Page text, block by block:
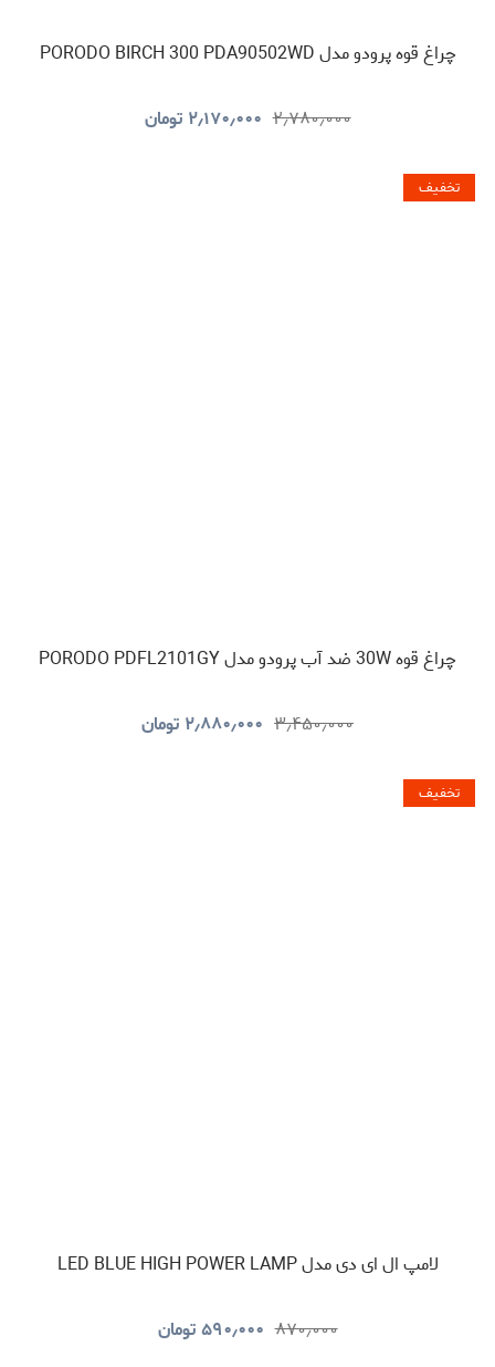
چراغ قوه پرودو مدل PORODO BIRCH 300 PDA90502WD
۲٫۷۸۰٫۰۰۰ ۲٫۱۷۰٫۰۰۰ تومان
تخفیف
چراغ قوه 30W ضد آب پرودو مدل PORODO PDFL2101GY
۳٫۴۵۰٫۰۰۰ ۲٫۸۸۰٫۰۰۰ تومان
تخفیف
لامپ ال ای دی مدل LED BLUE HIGH POWER LAMP
۸۷۰٫۰۰۰ ۵۹۰٫۰۰۰تومان